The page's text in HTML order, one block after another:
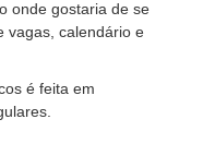
onde gostaria de se
vagas, calendário e
é feita em